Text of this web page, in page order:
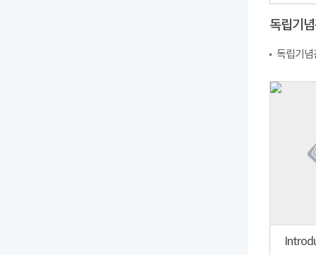
독립기
독립기념